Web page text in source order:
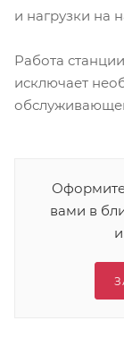
и нагрузки на
Работа
исключает
Оформите
вами в